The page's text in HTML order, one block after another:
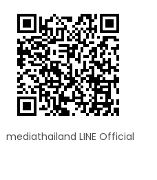
mediathailand LINE Official